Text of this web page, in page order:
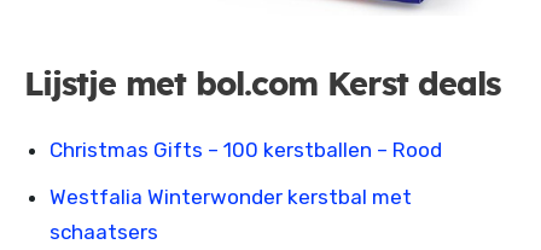
Lijstje met bol.com Kerst deals
Christmas Gifts – 100 kerstballen – Rood
Westfalia Winterwonder kerstbal met
schaatsers